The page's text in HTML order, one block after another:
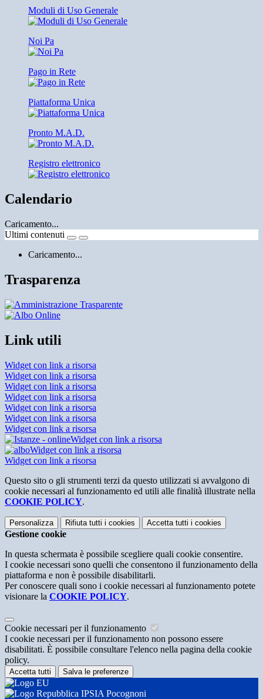
Moduli di Uso Generale
Noi Pa
Pago in Rete
Piattaforma Unica
Pronto M.A.D.
Registro elettronico
Calendario
Caricamento...
Ultimi contenuti
Caricamento...
Trasparenza
Link utili
Widget con link a risorsa
Widget con link a risorsa
Widget con link a risorsa
Widget con link a risorsa
Widget con link a risorsa
Widget con link a risorsa
Widget con link a risorsa
Widget con link a risorsa
Widget con link a risorsa
Widget con link a risorsa
Questo sito o gli strumenti terzi da questo utilizzati si avvalgono di
cookie necessari al funzionamento ed utili alle finalità illustrate nella
COOKIE POLICY.
Personalizza Rifiuta tutti i cookies Accetta tutti i cookies
Gestione cookie
In questa schermata è possibile scegliere quali cookie consentire.
I cookie necessari sono quelli che consentono il funzionamento della
piattaforma e non è possibile disabilitarli.
Per conoscere quali sono i cookie necessari al funzionamento potete
visionare la COOKIE POLICY.
Cookie necessari per il funzionamento
I cookie necessari per il funzionamento non possono essere
disabilitati. È possibile consultare l'elenco nella pagina della cookie
policy.
Accetta tutti Salva le preferenze
IPSIA Pocognoni